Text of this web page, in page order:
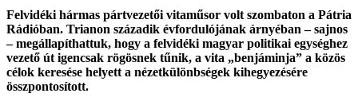
Felvidéki hármas pártvezetői vitaműsor volt szombaton a Pátria
Rádióban. Trianon századik évfordulójának árnyéban – sajnos
– megállapíthattuk, hogy a felvidéki magyar politikai egységhez
vezető út igencsak rögösnek tűnik, a vita „benjáminja” a közös
célok keresése helyett a nézetkülönbségek kihegyezésére
összpontosított.